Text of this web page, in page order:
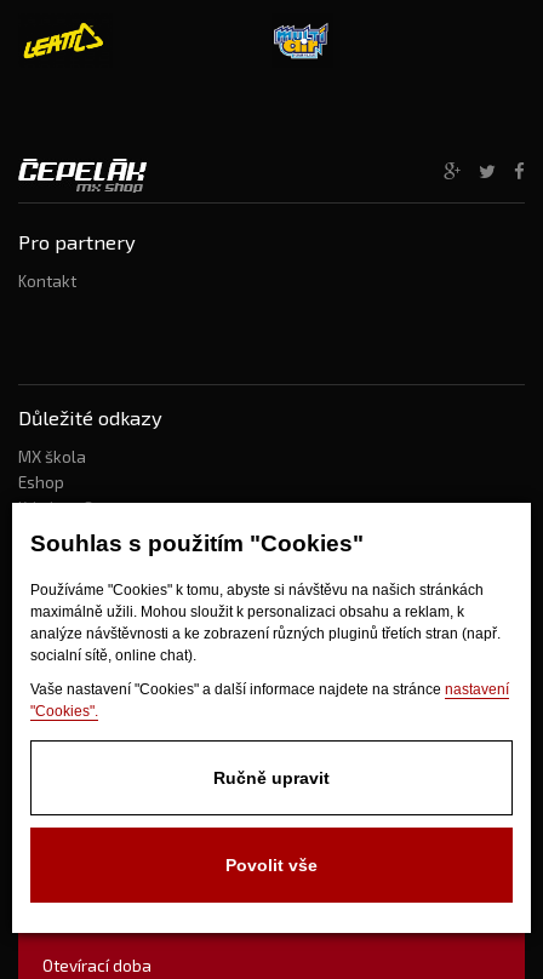
Souhlas s použitím "Cookies"
Používáme "Cookies" k tomu, abyste si návštěvu na našich stránkách
maximálně užili. Mohou sloužit k personalizaci obsahu a reklam, k
analýze návštěvnosti a ke zobrazení různých pluginů třetích stran (např.
socialní sítě, online chat).
Vaše nastavení "Cookies" a další informace najdete na stránce nastavení
"Cookies".
Ručně upravit
Povolit vše
Pro partnery
Kontakt
Důležité odkazy
MX škola
Eshop
Kdo jsme?
Jak nakupovat?
Obchodní podmínky
Doprava
Odstoupení od kupní smlouvy
280 02 Kolín
Otevírací doba